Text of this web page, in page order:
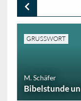
GRUSSWORT
M. Schäfer
Bibelstunde